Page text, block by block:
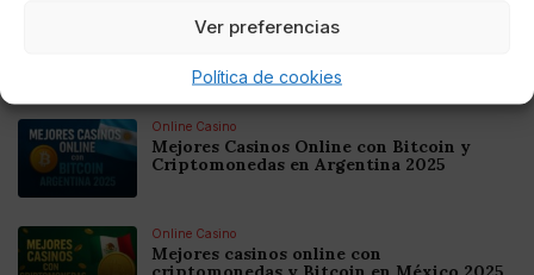
Ver preferencias
Política de cookies
Online Casino
Mejores Cripto Casinos Online en
Online Casino
Mejores Casinos Online con Bitcoin y
Criptomonedas en Argentina 2025
Online Casino
Mejores casinos online con